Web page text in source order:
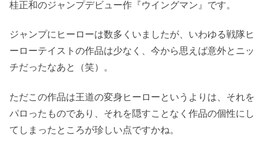
桂正和のジャンプデビュー作『ウイングマン』です。
ジャンプにヒーローは数多くいましたが、いわゆる戦隊ヒ
ーローテイストの作品は少なく、今から思えば意外とニッ
チだったなあと（笑）。
ただこの作品は王道の変身ヒーローというよりは、それを
パロったものであり、それを隠すことなく作品の個性にし
てしまったところが珍しい点ですかね。